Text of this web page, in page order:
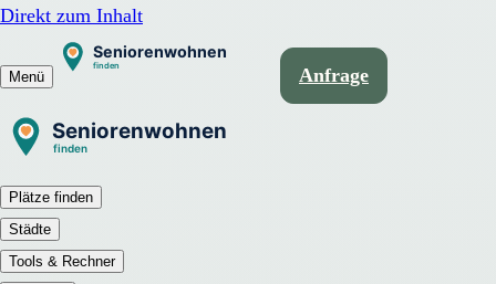
Direkt zum Inhalt
Menü Anfrage
Plätze finden
Städte
Tools & Rechner